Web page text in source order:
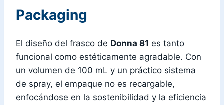
Packaging
El diseño del frasco de Donna 81 es tanto
funcional como estéticamente agradable. Con
un volumen de 100 mL y un práctico sistema
de spray, el empaque no es recargable,
enfocándose en la sostenibilidad y la eficiencia